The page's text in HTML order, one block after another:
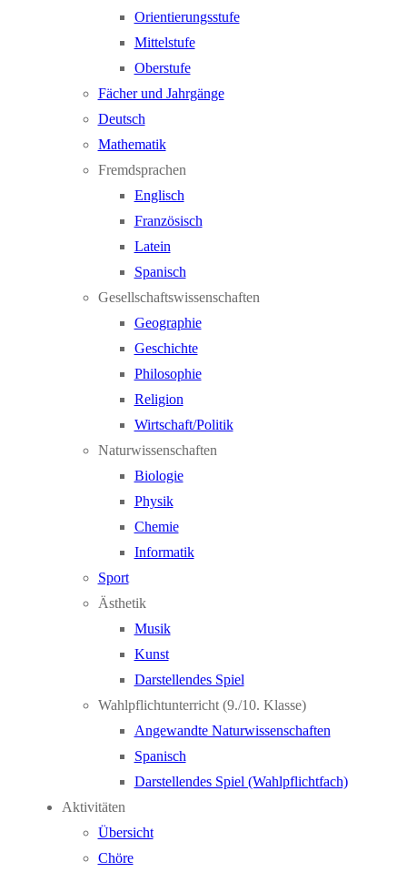
Orientierungsstufe
Mittelstufe
Oberstufe
Fächer und Jahrgänge
Deutsch
Mathematik
Fremdsprachen
Englisch
Französisch
Latein
Spanisch
Gesellschaftswissenschaften
Geographie
Geschichte
Philosophie
Religion
Wirtschaft/Politik
Naturwissenschaften
Biologie
Physik
Chemie
Informatik
Sport
Ästhetik
Musik
Kunst
Darstellendes Spiel
Wahlpflichtunterricht (9./10. Klasse)
Angewandte Naturwissenschaften
Spanisch
Darstellendes Spiel (Wahlpflichtfach)
Aktivitäten
Übersicht
Chöre